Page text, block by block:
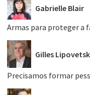
Gabrielle Blair
Armas para proteger a
Gilles
Precisamos formar